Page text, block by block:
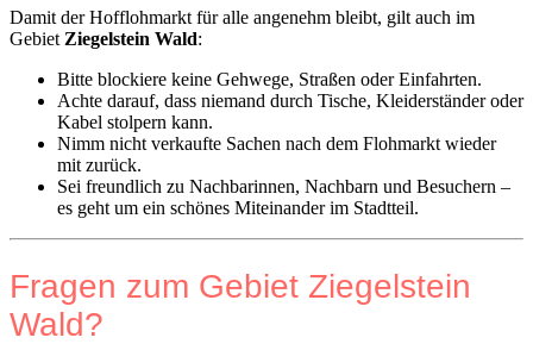
Damit der Hofflohmarkt für alle angenehm bleibt, gilt auch im
Gebiet Ziegelstein Wald:
Bitte blockiere keine Gehwege, Straßen oder Einfahrten.
Achte darauf, dass niemand durch Tische, Kleiderständer oder
Kabel stolpern kann.
Nimm nicht verkaufte Sachen nach dem Flohmarkt wieder
mit zurück.
Sei freundlich zu Nachbarinnen, Nachbarn und Besuchern –
es geht um ein schönes Miteinander im Stadtteil.
Fragen zum Gebiet Ziegelstein
Wald?